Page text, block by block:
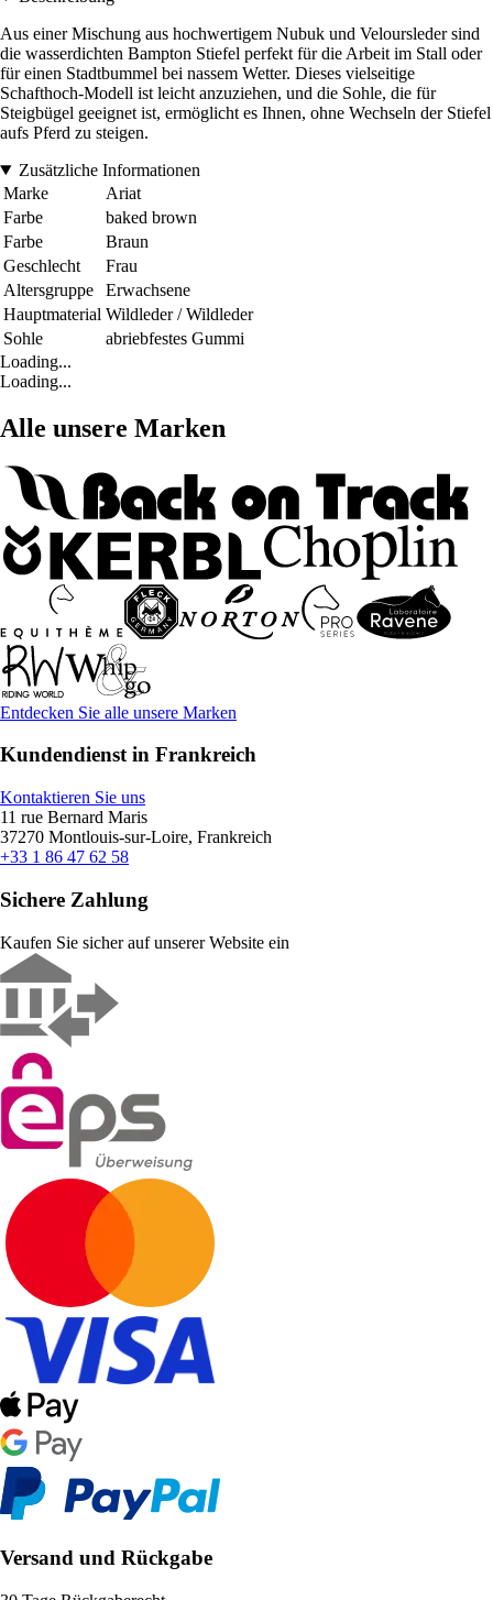
Aus einer Mischung aus hochwertigem Nubuk und Veloursleder sind
die wasserdichten Bampton Stiefel perfekt für die Arbeit im Stall oder
für einen Stadtbummel bei nassem Wetter. Dieses vielseitige
Schafthoch-Modell ist leicht anzuziehen, und die Sohle, die für
Steigbügel geeignet ist, ermöglicht es Ihnen, ohne Wechseln der Stiefel
aufs Pferd zu steigen.
Zusätzliche Informationen
Marke
Ariat
Farbe
baked brown
Farbe
Braun
Geschlecht
Frau
Altersgruppe
Erwachsene
Hauptmaterial Wildleder / Wildleder
Sohle
abriebfestes Gummi
Loading...
Loading...
Alle unsere Marken
Entdecken Sie alle unsere Marken
Kundendienst in Frankreich
Kontaktieren Sie uns
11 rue Bernard Maris
37270 Montlouis-sur-Loire, Frankreich
+33 1 86 47 62 58
Sichere Zahlung
Kaufen Sie sicher auf unserer Website ein
Versand und Rückgabe